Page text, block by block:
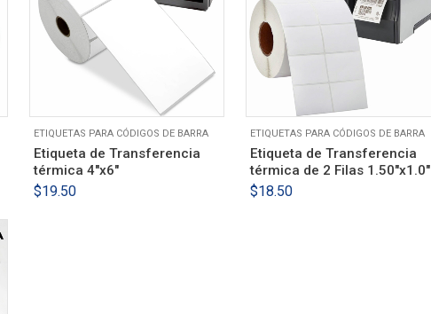
ETIQUETAS PARA CÓDIGOS DE BARRA
Etiqueta de Transferencia
térmica 4″x6″
$19.50
ETIQUETAS PARA CÓDIGOS DE BARRA
Etiqueta de Transferencia
térmica de 2 Filas 1.50″x1.0″
$18.50